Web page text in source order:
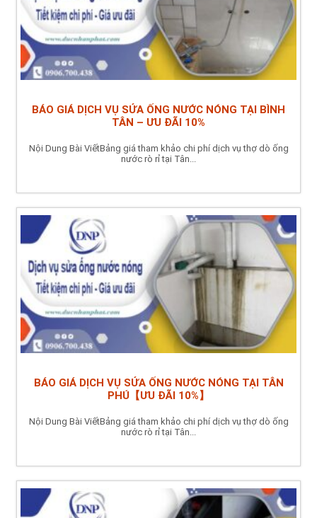
BÁO GIÁ DỊCH VỤ SỬA ỐNG NƯỚC NÓNG TẠI BÌNH
TÂN – ƯU ĐÃI 10%
Nội Dung Bài ViếtBảng giá tham khảo chi phí dịch vụ thợ dò ống
nước rò rỉ tại Tân...
BÁO GIÁ DỊCH VỤ SỬA ỐNG NƯỚC NÓNG TẠI TÂN
PHÚ【ƯU ĐÃI 10%】
Nội Dung Bài ViếtBảng giá tham khảo chi phí dịch vụ thợ dò ống
nước rò rỉ tại Tân...